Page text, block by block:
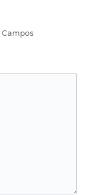
Campos